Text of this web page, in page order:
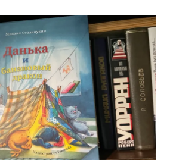
takinada андрус ансип